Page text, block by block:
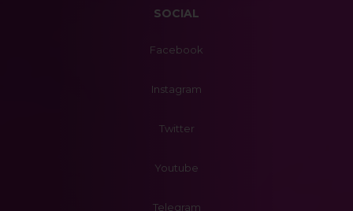
SOCIAL
Facebook
Instagram
Twitter
Youtube
Telegram